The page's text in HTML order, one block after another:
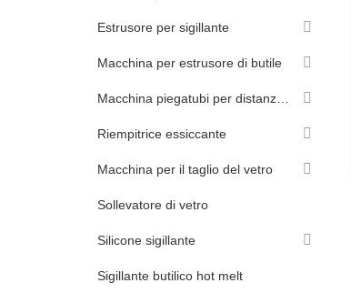
Estrusore per sigillante
Macchina per estrusore di butile
Riempitrice essiccante
Macchina per il taglio del vetro
Sollevatore di vetro
Silicone sigillante
Sigillante butilico hot melt